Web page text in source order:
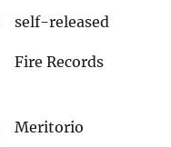
self-released
Fire Records
Meritorio